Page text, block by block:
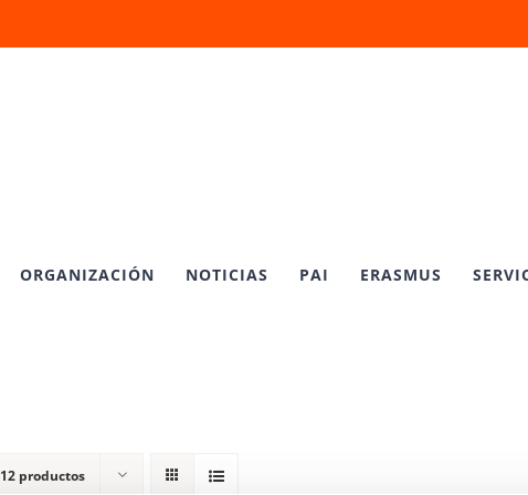
ORGANIZACIÓN NOTICIAS PAI ERASMUS
12 productos